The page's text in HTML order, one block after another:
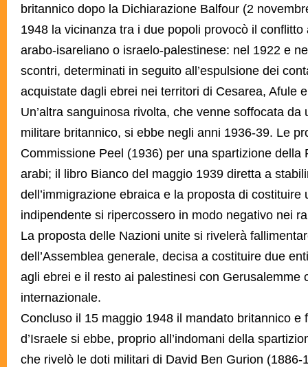
britannico dopo la Dichiarazione Balfour (2
1948 la vicinanza tra i due popoli provocò il
arabo-isareliano o israelo-palestinese: nel 1922 e
scontri, determinati in seguito all’espulsione dei
acquistate dagli ebrei nei territori di Cesarea, Afule
Un’altra sanguinosa rivolta, che venne soffocata
militare britannico, si ebbe negli anni 1936-39. Le
Commissione Peel (1936) per una spartizione della
arabi; il libro Bianco del maggio 1939 diretta a
dell’immigrazione ebraica e la proposta di costituire
indipendente si ripercossero in modo negativo nei
La proposta delle Nazioni unite si rivelerà
dell’Assemblea generale, decisa a costituire due
agli ebrei e il resto ai palestinesi con Gerusalemme
internazionale.
Concluso il 15 maggio 1948 il mandato britannico e
d’Israele si ebbe, proprio all’indomani della
che rivelò le doti militari di David Ben Gurion (1886-